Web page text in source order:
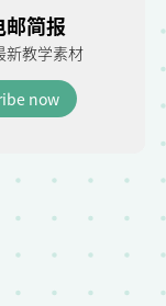
简报
新教学素材
now